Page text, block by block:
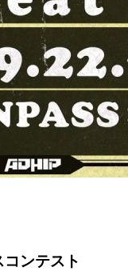
ンテスト